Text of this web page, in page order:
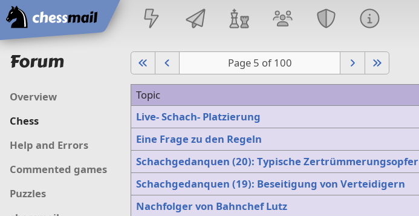
Home
Forum
Overview
Chess
Help and Errors
Commented games
Puzzles
Page 5 of 100
Topic
Live- Schach- Platzierung
Eine Frage zu den Regeln
Schachgedanquen (20): Typische Zertrümmerungsopfer
Schachgedanquen (19): Beseitigung von Verteidigern
Nachfolger von Bahnchef Lutz